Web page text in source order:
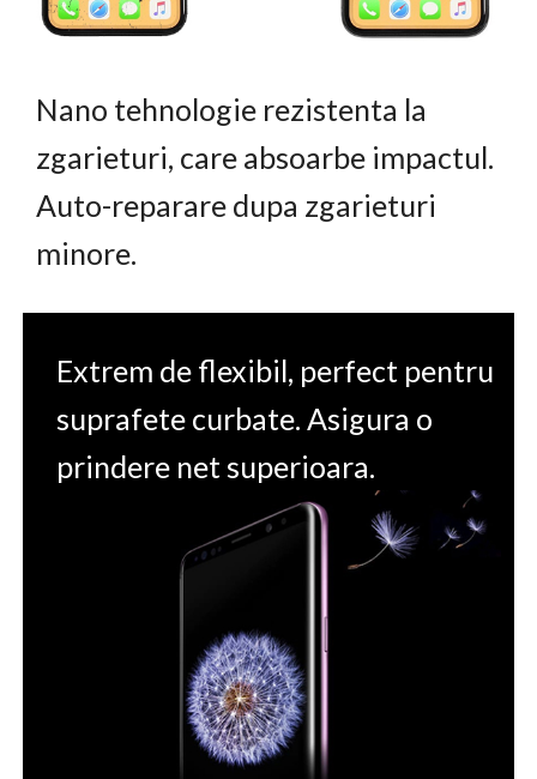
Nano tehnologie rezistenta la
zgarieturi, care absoarbe impactul.
Auto-reparare dupa zgarieturi
minore.
Extrem de flexibil, perfect pentru
suprafete curbate. Asigura o
prindere net superioara.